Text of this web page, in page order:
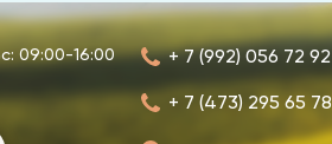
09:00-16:00 + 7 (992) 056 72 92
+ 7 (473) 295 65 78